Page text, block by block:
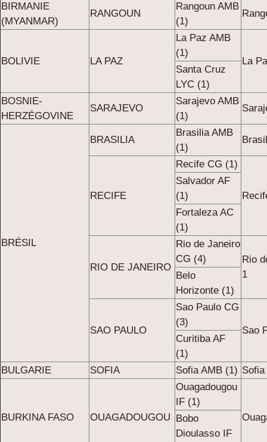
BIRMANIE
(MYANMAR)
RANGOUN
Rangoun AMB
(1)
BOLIVIE LA PAZ
La Paz AMB
(1)
La
Santa Cruz
LYC (1)
BOSNIE-
HERZÉGOVINE
SARAJEVO
Sarajevo AMB
(1)
BRÉSIL
BRASILIA
Brasilia AMB
(1)
RECIFE
Recife CG (1)
Salvador AF
(1)
Fortaleza AC
(1)
RIO DE JANEIRO
Rio de Janeiro
CG (4)
Rio
1
Belo
Horizonte (1)
SAO PAULO
Sao Paulo CG
(3)
Sao
Curitiba AF
(1)
BULGARIE
SOFIA Sofia AMB (1) Sofia
BURKINA FASO OUAGADOUGOU
Ouagadougou
IF (1)
Bobo
Dioulasso IF